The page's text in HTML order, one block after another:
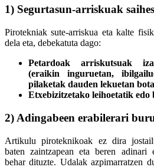
1) Segurtasun-arriskuak
Pirotekniak sute-arriskua eta kalte
dela eta, debekatuta dago:
Petardoak arriskutsuak
(eraikin inguruetan,
pilaketak dauden lekuetan
Etxebizitzetako leihoetatik edo
2) Adingabeen erabilerari
Artikulu piroteknikoak ez dira
baten zaintzapean eta beren adinari
behar dituzte. Udalak azpimarratzen